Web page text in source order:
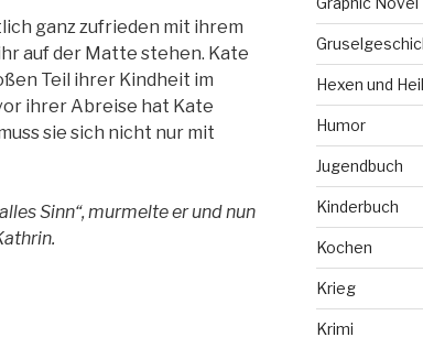
ganz zufrieden mit ihrem
auf der Matte stehen. Kate
Teil ihrer Kindheit im
ihrer Abreise hat Kate
sie sich nicht nur mit
Sinn“, murmelte er und nun
Hexen und
Humor
Jugendbuch
Kinderbuch
Kochen
Krieg
Krimi